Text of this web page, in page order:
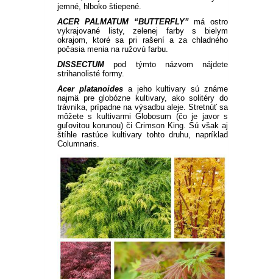
jemné, hlboko štiepené.
ACER PALMATUM “BUTTERFLY”má ostro
vykrajované listy, zelenej farby s bielym
okrajom, ktoré sa pri rašení a za chladného
počasia menia na ružovú farbu.
DISSECTUM pod týmto názvom nájdete
strihanolisté formy.
Acer platanoidesa jeho kultivary sú známe
najmä pre globózne kultivary, ako solitéry do
trávnika, prípadne na výsadbu aleje. Stretnúť sa
môžete s kultivarmi Globosum (čo je javor s
guľovitou korunou) či Crimson King. Sú však aj
štíhle rastúce kultivary tohto druhu, napríklad
Columnaris.